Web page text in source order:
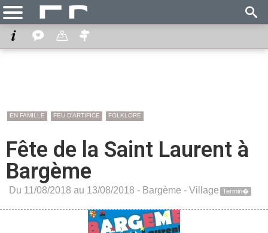
EN FAMILLE FEU D'ARTIFICE FOLKLORE
Fête de la Saint Laurent à
Bargème
Du 11/08/2018 au 13/08/2018 - Bargème - Village Termin�